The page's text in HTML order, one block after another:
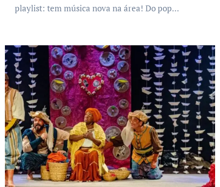
playlist: tem música nova na área! Do pop...